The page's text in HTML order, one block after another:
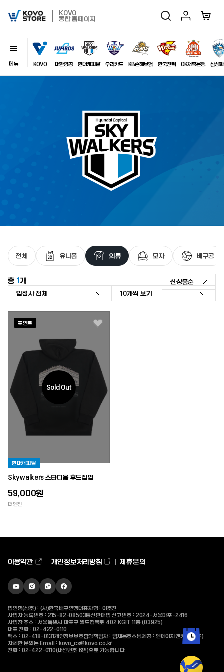
KOVO
Store
KOVO
통합 홈페이지
검색
닫기
최근 검색어가 없습니다.
마이페이지장바구
이미지
KOVO 대한항공 현대캐피탈 우리카드 KB손해보험 한국전력 OK저축은행 삼성
전체 유니폼 의류 모자 배구공
총 1 개 신상품순
포인트
현대캐피탈
Sold Out
Skywalkers 스타디움 후드집업
59,000원
더엔진
좋아요
이용약관 개인정보처리방침 제휴문의
유튜브
바로가기
인스타그램
바로가기
틱톡
바로가기
페이스북
바로가기
법인명(상호) : (사)한국배구연맹 대표자명 : 이호진
사업자 등록번호 : 215-82-08503통신판매업 신고번호 : 2024-서울마포-2416
사업장 주소 : 서울특별시 마포구 월드컵북로 402 KGIT 11층 (03925)
대표 전화 :02-422-0110
팩스 : 02-418-0131 개인정보보호담당책임자 : 엄재용호스팅제공 : 엔에이치엔커머스(주)
자세한 문의는 Email : kovo_cs@kovo.co.kr
전화 : 02-422-0110(내선번호 6번)으로 가능합니다.